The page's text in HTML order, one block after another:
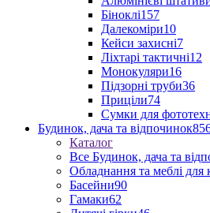
Біноклі157
Далекоміри10
Кейси захисні7
Ліхтарі тактичні12
Монокуляри16
Підзорні труби36
Приціли74
Сумки для
Будинок, дача та відпочинок
Каталог
Все Будинок, дача та
Обладнання та меблі для
Басейни90
Гамаки62